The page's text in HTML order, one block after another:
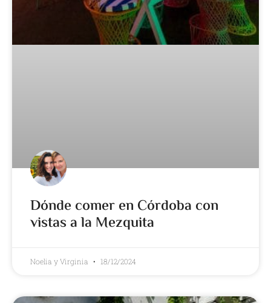
Dónde comer en Córdoba con
vistas a la Mezquita
Noelia y Virginia 18/12/2024